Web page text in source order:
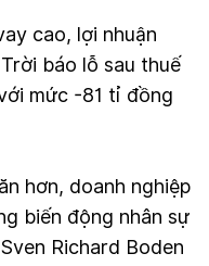
cao, lợi nhuận
báo lỗ sau thuế
mức -81 tỉ đồng
hơn, doanh nghiệp
biến động nhân sự
Richard Boden